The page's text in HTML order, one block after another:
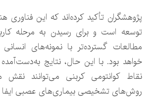
پژوهشگران تأکید کرده‌اند که این فناوری
توسعه است و برای رسیدن به مرحله
مطالعات گسترده‌تر با نمونه‌های
خواهد بود. با این حال، نتایج
نقاط کوانتومی‌ کربنی می‌توانند نقش
روش‌های تشخیصی بیماری‌های عصبی ایفا